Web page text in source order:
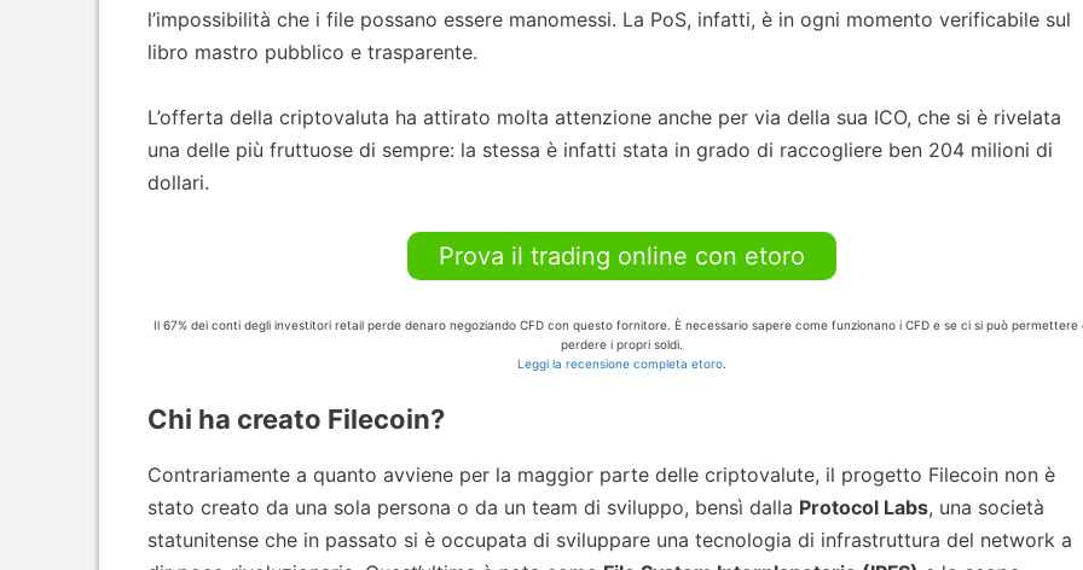
l’impossibilità che i file possano essere manomessi. La PoS, infatti, è in ogni momento verificabile sul
libro mastro pubblico e trasparente.
L’offerta della criptovaluta ha attirato molta attenzione anche per via della sua ICO, che si è rivelata
una delle più fruttuose di sempre: la stessa è infatti stata in grado di raccogliere ben 204 milioni di
dollari.
Prova il trading online con etoro
Il 67% dei conti degli investitori retail perde denaro negoziando CFD con questo fornitore. È necessario sapere come funzionano i CFD e se ci si può permettere
perdere i propri soldi.
Leggi la recensione completa etoro
Chi ha creato Filecoin?
Contrariamente a quanto avviene per la maggior parte delle criptovalute, il progetto Filecoin non è
stato creato da una sola persona o da un team di sviluppo, bensì dalla Protocol Labs, una società
statunitense che in passato si è occupata di sviluppare una tecnologia di infrastruttura del network a